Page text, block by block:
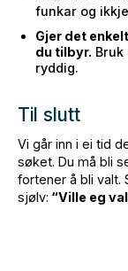
funkar og
Gjer det
du tilbyr.
ryddig.
Til slutt
Vi går inn i ei tid
søket. Du må bli
fortener å bli valt.
sjølv: “Ville eg